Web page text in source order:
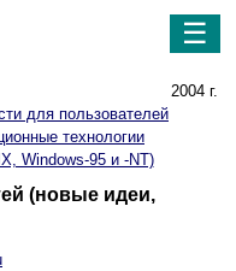
☰
2004 г.
для пользователей
технологии
Windows-95 и -NT)
(новые идеи,